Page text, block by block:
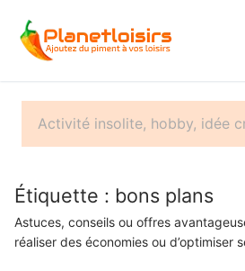
contenu
Étiquette : bons plans
Astuces, conseils ou offres
réaliser des économies ou d’optimiser